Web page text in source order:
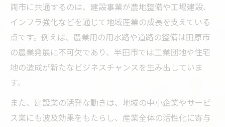
両市に共通するのは、建設事業が農地整備や工場建設、
インフラ強化などを通じて地域産業の成長を支えている
点です。例えば、農業用の用水路や道路の整備は田原市
の農業発展に不可欠であり、半田市では工業団地や住宅
地の造成が新たなビジネスチャンスを生み出していま
す。
また、建設業の活発な動きは、地域の中小企業やサービ
ス業にも波及効果をもたらし、産業全体の活性化に寄与